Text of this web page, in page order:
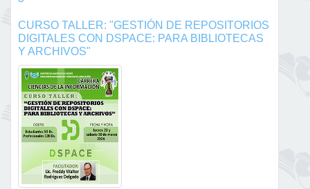
CURSO TALLER: "GESTIÓN DE REPOSITORIOS
DIGITALES CON DSPACE: PARA BIBLIOTECAS
Y ARCHIVOS"